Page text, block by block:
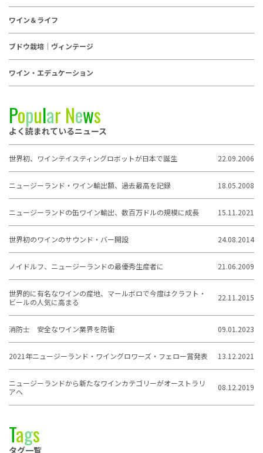
ワイン＆ライフ
ブドウ栽培｜ヴィンテージ
ワイン・エデュケーション
Popular News
よく読まれているニュース
世界初、ワインテイスティングロボットが日本で誕生 22.09.2006
ニュージーランド・ワイン輸出額、過去最高を記録 18.05.2008
ニュージーランドの缶ワイン輸出、数百万ドルの規模に成長 15.11.2021
世界初のワインのサウンド・バー開設 24.08.2014
ノイドルフ、ニュージーランドの最優秀生産者に 21.06.2009
世界的に有名なワインの産地、マールボロで今度はクラフト・
ビールの人気に高まる
22.11.2015
消防士 安全なワイン業界を防衛 09.01.2023
2021年ニュージーランド・ワイングロワーズ・フェロー賞発表 13.12.2021
ニュージーランドから新たなワインカテゴリーがオーストラリ
アへ
08.12.2019
Tags
タグ一覧